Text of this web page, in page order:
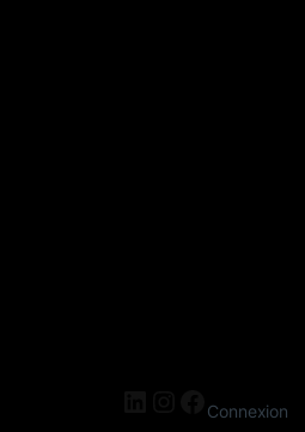
LinkedIn
Instagram
Connexion